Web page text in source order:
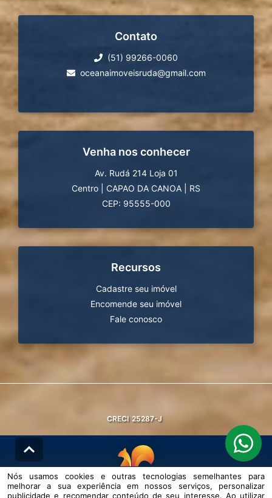
Contato
(51) 99266-0060
oceanaimoveisruda@gmail.com
Venha nos conhecer
Av. Rudá 214 Loja 01
Centro
CAPAO DA CANOA
RS
CEP: 95555-000
Recursos
Cadastre seu imóvel
Encomende seu imóvel
Fale conosco
CRECI 25287-J
© DESENVOLVIDO PELAAGIL.NET
Nós usamos cookies e outras tecnologias semelhantes para
melhorar a sua experiência em nossos serviços, personalizar
publicidade e recomendar conteúdo de seu interesse. Ao utilizar